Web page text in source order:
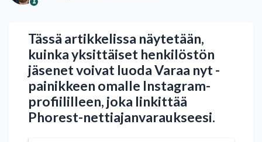
Tässä artikkelissa näytetään,
kuinka yksittäiset henkilöstön
jäsenet voivat luoda Varaa nyt -
painikkeen omalle Instagram-
profiililleen, joka linkittää
Phorest-nettiajanvaraukseesi.